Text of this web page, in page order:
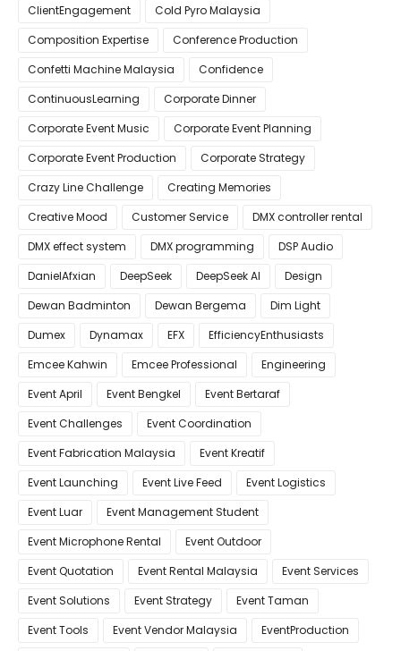
ClientEngagement
Cold Pyro Malaysia
Composition Expertise
Conference Production
Confetti Machine Malaysia
Confidence
ContinuousLearning
Corporate Dinner
Corporate Event Music
Corporate Event Planning
Corporate Event Production
Corporate Strategy
Crazy Line Challenge
Creating Memories
Creative Mood
Customer Service
DMX controller rental
DMX effect system
DMX programming
DSP Audio
DanielAfxian
DeepSeek DeepSeek AI
Design
Dewan Badminton
Dewan Bergema
Dim Light
Dumex
Dynamax EFX
EfficiencyEnthusiasts
Emcee Kahwin
Emcee Professional
Engineering
Event April
Event Bengkel
Event Bertaraf
Event Challenges
Event Coordination
Event Fabrication Malaysia
Event Kreatif
Event Launching
Event Live Feed
Event Logistics
Event Luar
Event Management Student
Event Microphone Rental
Event Outdoor
Event Quotation
Event Rental Malaysia
Event Services
Event Solutions
Event Strategy
Event Taman
Event Tools
Event Vendor Malaysia
EventProduction